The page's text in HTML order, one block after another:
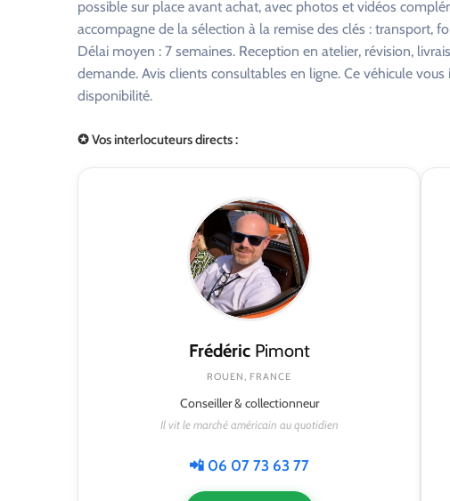
possible sur place avant achat, avec photos et vidéos
accompagne de la sélection à la remise des clés : transport,
Délai moyen : 7 semaines. Reception en atelier, révision,
demande. Avis clients consultables en ligne. Ce véhicule
disponibilité.
✪ Vos interlocuteurs directs :
FrédéricPimont
ROUEN, FRANCE
Conseiller & collectionneur
Il vit le marché américain au quotidien
📲 06 07 73 63 77